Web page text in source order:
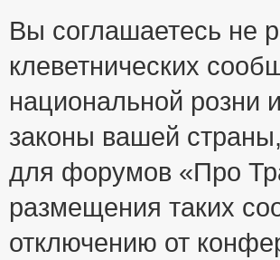
Вы соглашаетесь не
клеветнических
национальной розни
законы вашей
для форумов «Про
размещения таких
отключению от